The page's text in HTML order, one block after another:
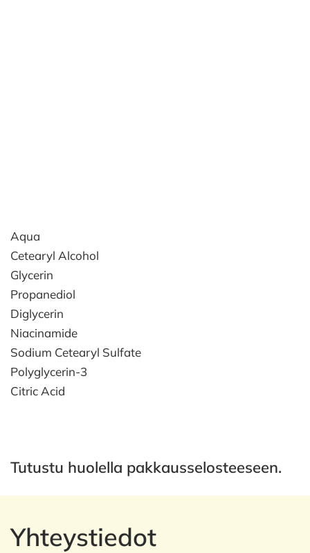
Aqua
Cetearyl Alcohol
Glycerin
Propanediol
Diglycerin
Niacinamide
Sodium Cetearyl Sulfate
Polyglycerin-3
Citric Acid
Tutustu huolella pakkausselosteeseen.
Yhteystiedot